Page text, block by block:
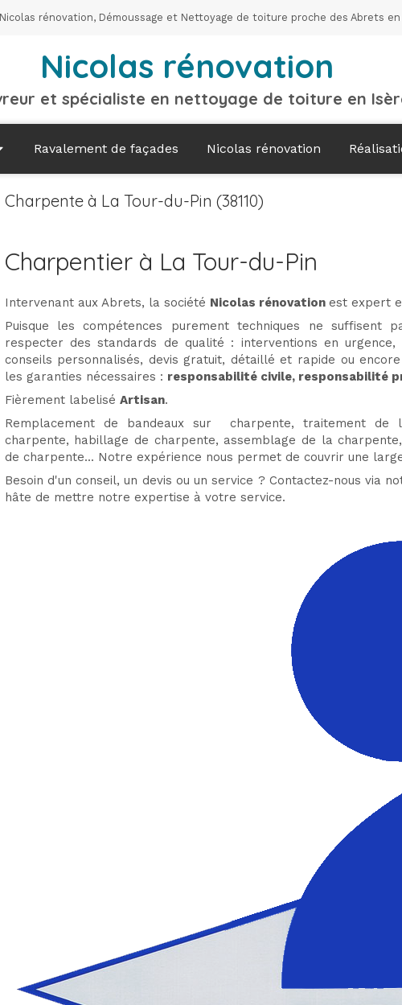
Nicolas rénovation, Démoussage et Nettoyage de toiture proche des Abrets en
Nicolas rénovation
et spécialiste en nettoyage de toiture en
Ravalement de façades Nicolas rénovation
Charpente à La Tour-du-Pin (38110)
Charpentier à La Tour-du-Pin
Intervenant aux Abrets, la société Nicolas rénovation est expert
Puisque les compétences purement techniques ne suffisent
respecter des standards de qualité : interventions en
conseils personnalisés, devis gratuit, détaillé et rapide ou
les garanties nécessaires : responsabilité civile, responsabilité
Fièrement labelisé Artisan.
Remplacement de bandeaux sur charpente, traitement
charpente, habillage de charpente, assemblage de la
de charpente... Notre expérience nous permet de couvrir une
Besoin d'un conseil, un devis ou un service ? Contactez-nous via
hâte de mettre notre expertise à votre service.